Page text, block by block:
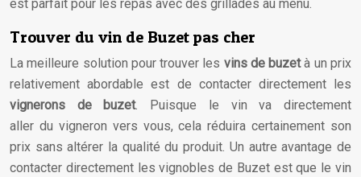
est parfait pour les repas avec des grillades au menu.
Trouver du vin de Buzet pas cher
La meilleure solution pour trouver les vins de buzetà un prix
relativement abordable est de contacter directement les
vignerons de buzet. Puisque le vin va directement
aller du vigneron vers vous, cela réduira certainement son
prix sans altérer la qualité du produit. Un autre avantage de
contacter directement les vignobles de Buzet est que le vin